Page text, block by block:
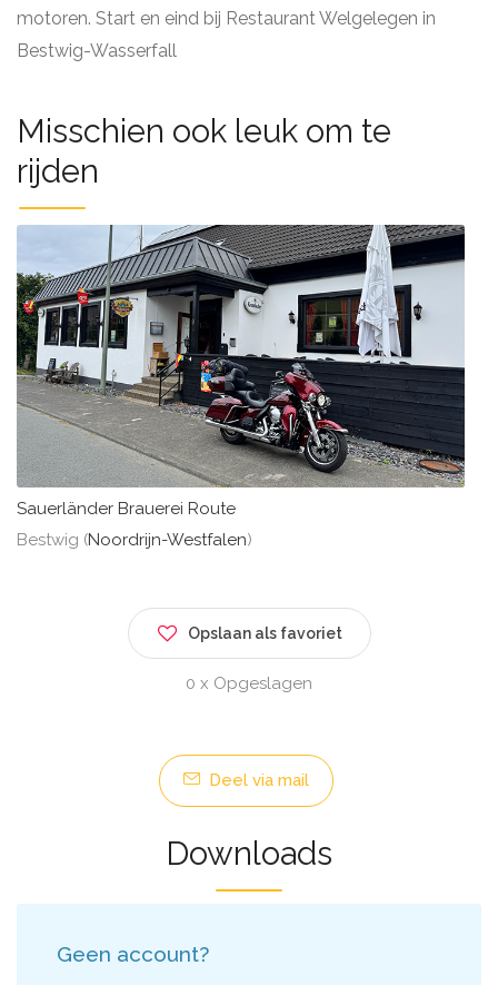
motoren. Start en eind bij Restaurant Welgelegen in
Bestwig-Wasserfall
Misschien ook leuk om te
rijden
Sauerländer Brauerei Route
Bestwig (Noordrijn-Westfalen)
Opslaan als favoriet
0 x Opgeslagen
Deel via mail
Downloads
Geen account?